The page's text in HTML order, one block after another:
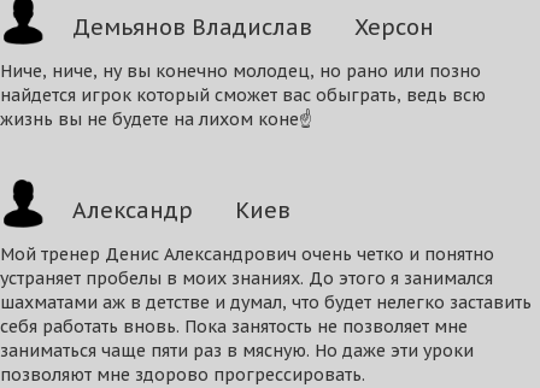
Демьянов Владислав Херсон
Ниче, ниче, ну вы конечно молодец, но рано или позно
найдется игрок который сможет вас обыграть, ведь всю
жизнь вы не будете на лихом коне☝️
Александр Киев
Мой тренер Денис Александрович очень четко и понятно
устраняет пробелы в моих знаниях. До этого я занимался
шахматами аж в детстве и думал, что будет нелегко заставить
себя работать вновь. Пока занятость не позволяет мне
заниматься чаще пяти раз в мясную. Но даже эти уроки
позволяют мне здорово прогрессировать.